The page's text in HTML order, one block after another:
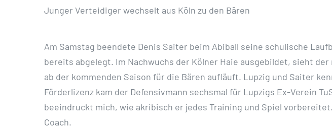
Junger Verteidiger wechselt aus Köln zu den Bären
Am Samstag beendete Denis Saiter beim Abiball seine schulische
bereits abgelegt. Im Nachwuchs der Kölner Haie ausgebildet, sieht
ab der kommenden Saison für die Bären aufläuft. Lupzig und Saiter
Förderlizenz kam der Defensivmann sechsmal für Lupzigs Ex-Verein
beeindruckt mich, wie akribisch er jedes Training und Spiel
Coach.